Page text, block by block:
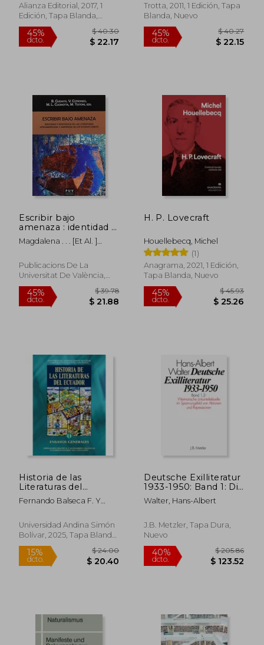
Alianza Editorial, 2017, 1
Edición, Tapa Blanda,
Nuevo
45%
dcto.
$ 40.30
$ 22.17
Trotta, 2011, 1 Edición, Tapa
Blanda, Nuevo
dcto.
Escribir bajo
amenaza : identidad y
resistencia en las
literaturas
amerindia de los
Estados Unidos
Magdalena . . . [et Al. ]
Publicacions De La
Universitat De València,
Tapa Blanda, Nuevo
45%
H. P. Lovecraft
Houellebecq, Michel
(1)
Anagrama, 2021, 1 Edición,
Tapa Blanda, Nuevo
Historia de las
Literaturas del
Ecuador 11. Ensayos
generales.
Fernando Balseca F. Y
Coord.
Universidad Andina Simón
Bolívar, 2025, Tapa Blanda,
Nuevo
Deutsche Exilliteratur
1933-1950: Band 1: Die
Vorgeschichte Des
Exils Und Seine Erste
Weimarische
Linksintellektuelle Im
Alemán)
Walter, Hans-Albert
J.B. Metzler, Tapa Dura,
Nuevo